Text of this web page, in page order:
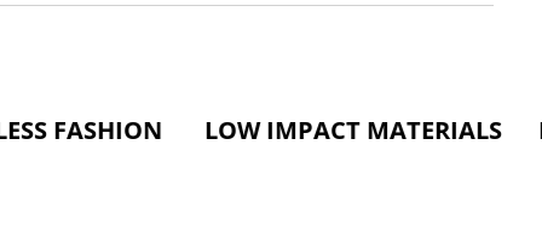
LOW IMPACT MATERIALS MADE